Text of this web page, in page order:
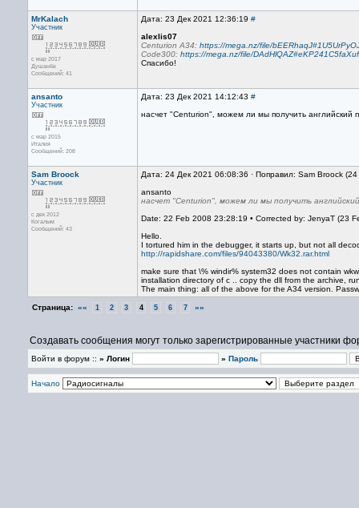
MrKalach
Участник
с мар 2017
Душанбе
Сообщений: 41
Дата: 23 Дек 2021 12:36:19 #
alexlis07
Centurion A34: https://mega.nz/file/
Code300: https://mega.nz/file/
Спасибо!
ansanto
Участник
с мар 2015
Италия
Сообщений: 208
Дата: 23 Дек 2021 14:12:43 #
насчет "Centurion", можем ли мы получить английский
Sam Broock
Участник
с дек 2012
Когалым
Сообщений: 43
Дата: 24 Дек 2021 06:08:36 · Поправил: Sam Broock
ansanto
насчет "Centurion", можем ли мы получить
Date: 22 Feb 2008 23:28:19 • Corrected by: JenyaT (23
Hello.
I tortured him in the debugger, it starts up, but not all
http://rapidshare.com/files/94043380/Wk32.rar.html
make sure that \% windir% system32 does not contain
installation directory of c .. copy the dll from the archive,
The main thing: all of the above for the A34 version.
Страница: «« 1 2 3 4 5 6 7 »»
Создавать сообщения могут только зарегистрированные участники
Войти в форум :: » Логин » Пароль
Начало